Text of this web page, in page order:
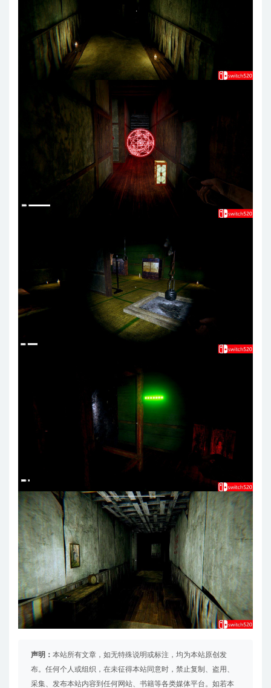
声明： 本站所有文章，如无特殊说明或标注，均为本站原创发
布。任何个人或组织，在未征得本站同意时，禁止复制、盗用、
采集、发布本站内容到任何网站、书籍等各类媒体平台。如若本